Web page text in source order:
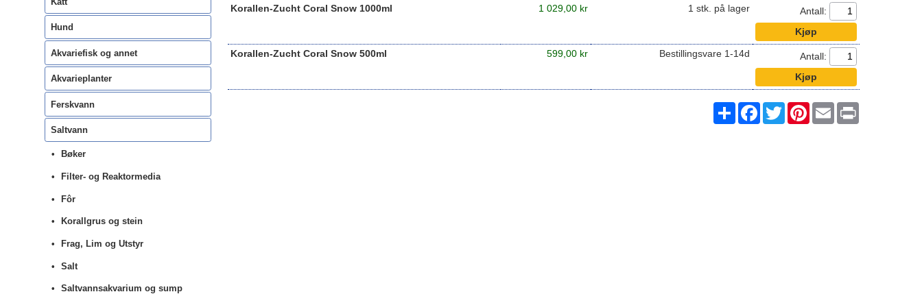
Korallen-Zucht Coral Snow 1000ml 1 029,00 kr 1 stk. på lager Antall:
Korallen-Zucht Coral Snow 500ml 599,00 kr Bestillingsvare 1-14d Antall:
Share Facebook
TwitterPinterest
Email
Hund
Akvariefisk og annet
Akvarieplanter
Ferskvann
Saltvann
Bøker
Filter- og Reaktormedia
Fôr
Korallgrus og stein
Frag, Lim og Utstyr
Salt
Saltvannsakvarium og sump